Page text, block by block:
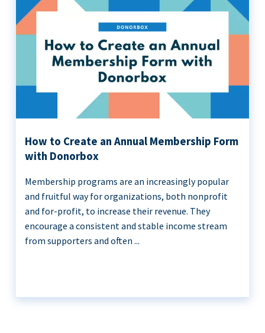
How to Create an Annual Membership Form
with Donorbox
Membership programs are an increasingly popular
and fruitful way for organizations, both nonprofit
and for-profit, to increase their revenue. They
encourage a consistent and stable income stream
from supporters and often ...